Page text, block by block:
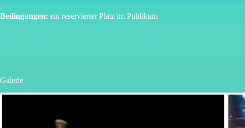
Bedingungen: ein reservierter Platz im Publikum
Galerie